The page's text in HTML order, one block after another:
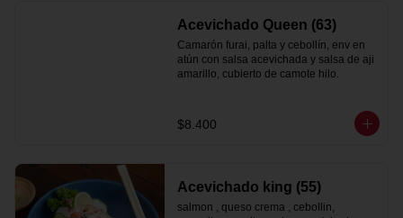
Acevichado Queen (63)
Camarón furai, palta y cebollín, env en
atún con salsa acevichada y salsa de aji
amarillo, cubierto de camote hilo.
$8.400
Acevichado king (55)
salmon , queso crema , cebollin,